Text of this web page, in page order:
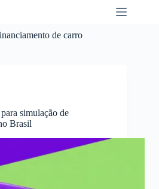
de carro
simulação de
Brasil